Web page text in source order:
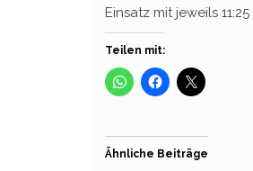
Einsatz mit jeweils
Teilen mit:
Ähnliche Beiträge